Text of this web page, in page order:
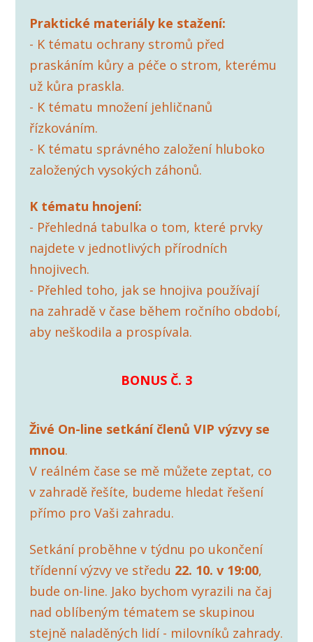
Praktické materiály ke stažení:
- K tématu ochrany stromů před
praskáním kůry a péče o strom, kterému
už kůra praskla.
- K tématu množení jehličnanů
řízkováním.
- K tématu správného založení hluboko
založených vysokých záhonů.
K tématu hnojení:
- Přehledná tabulka o tom, které prvky
najdete v jednotlivých přírodních
hnojivech.
- Přehled toho, jak se hnojiva používají
na zahradě v čase během ročního období,
aby neškodila a prospívala.
BONUS Č. 3
Živé On-line setkání členů VIP výzvy se
mnou.
V reálném čase se mě můžete zeptat, co
v zahradě řešíte, budeme hledat řešení
přímo pro Vaši zahradu.
Setkání proběhne v týdnu po ukončení
třídenní výzvy ve středu 22. 10. v 19:00,
bude on-line. Jako bychom vyrazili na čaj
nad oblíbeným tématem se skupinou
stejně naladěných lidí - milovníků zahrady.